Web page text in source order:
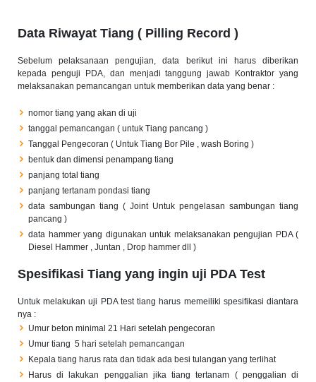
Data Riwayat Tiang ( Pilling Record )
Sebelum pelaksanaan pengujian, data berikut ini harus diberikan
kepada penguji PDA, dan menjadi tanggung jawab Kontraktor yang
melaksanakan pemancangan untuk memberikan data yang benar :
nomor tiang yang akan di uji
tanggal pemancangan ( untuk Tiang pancang )
Tanggal Pengecoran ( Untuk Tiang Bor Pile , wash Boring )
bentuk dan dimensi penampang tiang
panjang total tiang
panjang tertanam pondasi tiang
data sambungan tiang ( Joint Untuk pengelasan sambungan tiang
pancang )
data hammer yang digunakan untuk melaksanakan pengujian PDA (
Diesel Hammer , Juntan , Drop hammer dll )
Spesifikasi Tiang yang ingin uji PDA Test
Untuk melakukan uji PDA test tiang harus memeiliki spesifikasi diantara
nya :
Umur beton minimal 21 Hari setelah pengecoran
Umur tiang 5 hari setelah pemancangan
Kepala tiang harus rata dan tidak ada besi tulangan yang terlihat
Harus di lakukan penggalian jika tiang tertanam ( penggalian di